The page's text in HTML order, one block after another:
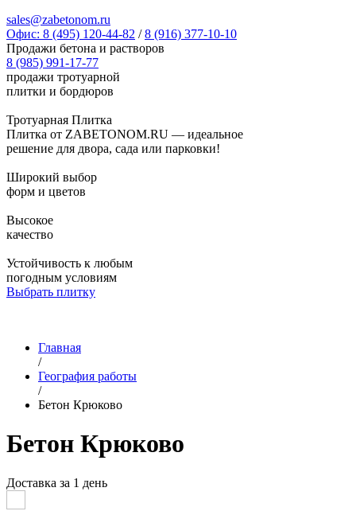
sales@zabetonom.ru
Офис: 8 (495) 120-44-82 / 8 (916) 377-10-10
Продажи бетона и растворов
8 (985) 991-17-77
продажи тротуарной
плитки и бордюров
Тротуарная Плитка
Плитка от ZABETONOM.RU — идеальное
решение для двора, сада или парковки!
Широкий выбор
форм и цветов
Высокое
качество
Устойчивость к любым
погодным условиям
Выбрать плитку
Главная
/
География работы
/
Бетон Крюково
Бетон Крюково
Доставка за 1 день